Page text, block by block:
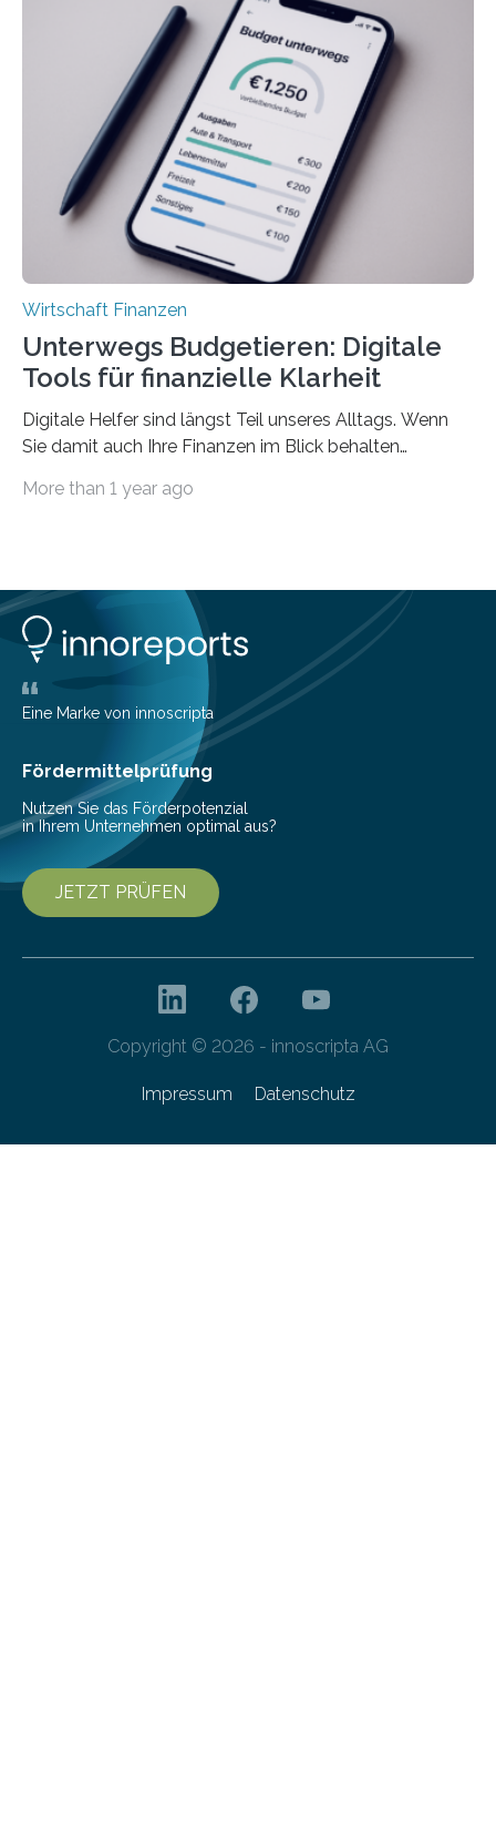
viele Beschäftigte ist deshalb das zumeist im Juni oder
Juli ausgezahlte Urlaubsgeld ein wichtiger Faktor, um
sich den wohlverdienten Jahresurlaub leisten zu
können. Allerdings erhält mit 44 Prozent noch nicht
einmal die Hälfte aller Beschäftigten in der
Privatwirtschaft Urlaubsgeld. Zu diesem…
Wirtschaft Finanzen
Unterwegs Budgetieren: Digitale
Tools für finanzielle Klarheit
Digitale Helfer sind längst Teil unseres Alltags. Wenn
Sie damit auch Ihre Finanzen im Blick behalten
die genau das ermöglichen: Sie helfen Ihnen, Ausgaben
Lösungen interessieren. 1. Multibanking-Tools: Alle
Konten auf einen Blick Viele Banken bieten bereits in
ihrem Online-Banking eine Multibanking-Funktion an,
mit der sich Konten bei anderen Banken…
More than 1 year ago
Eine Marke von innoscripta
Fördermittelprüfung
Nutzen Sie das Förderpotenzial
in Ihrem Unternehmen optimal aus?
JETZT PRÜFEN
Copyright © 2026 - innoscripta AG
Impressum Datenschutz